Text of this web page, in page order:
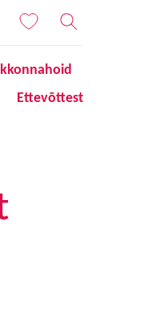
Ettevõttest